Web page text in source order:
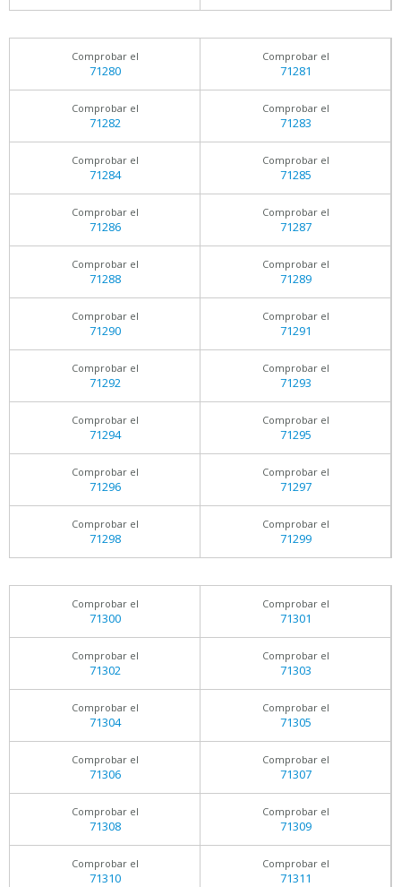
Comprobar el
71280
Comprobar el
71281
Comprobar el
71282
Comprobar el
71283
Comprobar el
71284
Comprobar el
71285
Comprobar el
71286
Comprobar el
71287
Comprobar el
71288
Comprobar el
71289
Comprobar el
71290
Comprobar el
71291
Comprobar el
71292
Comprobar el
71293
Comprobar el
71294
Comprobar el
71295
Comprobar el
71296
Comprobar el
71297
Comprobar el
71298
Comprobar el
71299
Comprobar el
71300
Comprobar el
71301
Comprobar el
71302
Comprobar el
71303
Comprobar el
71304
Comprobar el
71305
Comprobar el
71306
Comprobar el
71307
Comprobar el
71308
Comprobar el
71309
Comprobar el
71310
Comprobar el
71311